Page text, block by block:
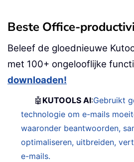
Beste Office-
Beleef de gloednieuwe
met 100+ ongelooflijke
downloaden!
🤖 KUTOOLS AI:Gebruikt
technologie om e-mails
waaronder beantwoorden,
optimaliseren, uitbreiden,
e-mails.